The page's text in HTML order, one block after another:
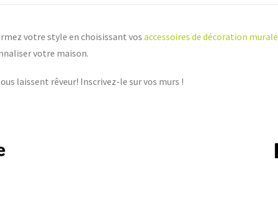
votre style en choisissant vos accessoires de décoration murale
votre maison.
laissent rêveur! Inscrivez-le sur vos murs !